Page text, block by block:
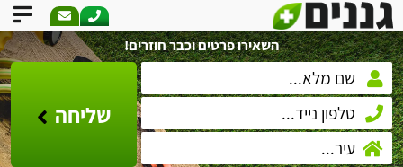
השאירו פרטים וכבר חוזרים!
שליחה